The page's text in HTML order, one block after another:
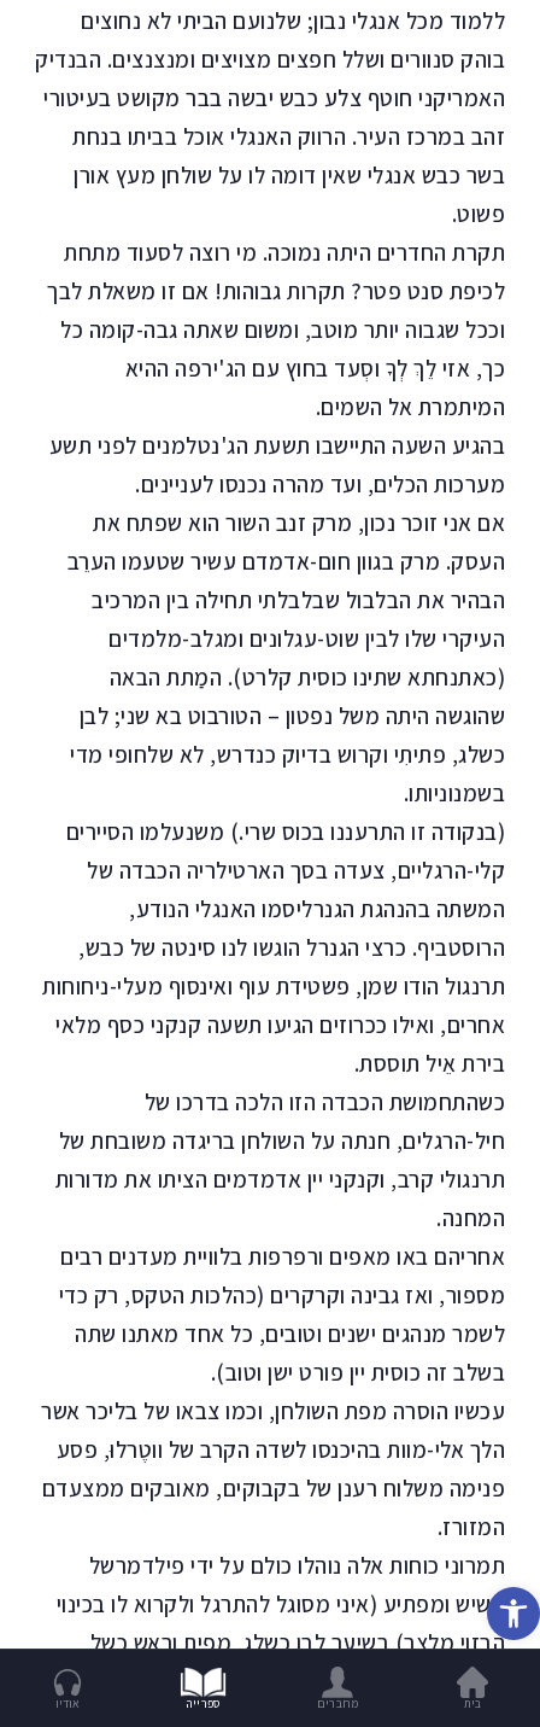
פתח סרגל נגישות
ללמוד מכל אנגלי נבון; שלנועם הביתי לא נחוצים
בוהק סנוורים ושלל חפצים מצויצים ומנצנצים. הבנדיק
האמריקני חוטף צלע כבש יבשה בבר מקושט בעיטורי
זהב במרכז העיר. הרווק האנגלי אוכל בביתו בנחת
בשר כבש אנגלי שאין דומה לו על שולחן מעץ אורן
פשוט.
תקרת החדרים היתה נמוכה. מי רוצה לסעוד מתחת
לכיפת סנט פטר? תקרות גבוהות! אם זו משאלת לבך
וככל שגבוה יותר מוטב, ומשום שאתה גבה-קומה כל
כך, אזי לֵךְ לְךָ וסְעד בחוץ עם הג'ירפה ההיא
המיתמרת אל השמים.
בהגיע השעה התיישבו תשעת הג'נטלמנים לפני תשע
מערכות הכלים, ועד מהרה נכנסו לעניינים.
אם אני זוכר נכון, מרק זנב השור הוא שפתח את
העסק. מרק בגוון חום-אדמדם עשיר שטעמו הערֵב
הבהיר את הבלבול שבלבלתי תחילה בין המרכיב
העיקרי שלו לבין שוט-עגלונים ומגלב-מלמדים
(כאתנחתא שתינו כוסית קלרט). המַתת הבאה
שהוגשה היתה משל נפטון – הטורבוט בא שני; לבן
כשלג, פתיתִי וקרוש בדיוק כנדרש, לא שלחופי מדי
בשמנוניותו.
(בנקודה זו התרעננו בכוס שרי.) משנעלמו הסיירים
קלי-הרגליים, צעדה בסך הארטילריה הכבדה של
המשתה בהנהגת הגנרליסמו האנגלי הנודע,
הרוסטביף. כרצי הגנרל הוגשו לנו סינטה של כבש,
תרנגול הודו שמן, פשטידת עוף ואינסוף מעלי-ניחוחות
אחרים, ואילו ככרוזים הגיעו תשעה קנקני כסף מלאי
בירת אֵיל תוססת.
כשהתחמושת הכבדה הזו הלכה בדרכו של
חיל-הרגלים, חנתה על השולחן בריגדה משובחת של
תרנגולי קרב, וקנקני יין אדמדמים הציתו את מדורות
המחנה.
אחריהם באו מאפים ורפרפות בלוויית מעדנים רבים
מספור, ואז גבינה וקרקרים (כהלכות הטקס, רק כדי
לשמר מנהגים ישנים וטובים, כל אחד מאתנו שתה
בשלב זה כוסית יין פורט ישן וטוב).
עכשיו הוסרה מפת השולחן, וכמו צבאו של בליכר אשר
הלך אלי-מוות בהיכנסו לשדה הקרב של ווטֶרלוּ, פסע
פנימה משלוח רענן של בקבוקים, מאובקים ממצעדם
המזורז.
תמרוני כוחות אלה נוהלו כולם על ידי פילדמרשל
קשיש ומפתיע (איני מסוגל להתרגל ולקרוא לו בכינוי
הבזוי מלצר) בשיער לבן כשלג, מפית וראש כשל
סוקרטס. בין צהלות השמחה הוא התעמק בכל עניין
בית מחברים ספרייה אודיו